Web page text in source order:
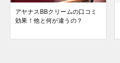
アヤナスBBクリームの口コミ
効果！他と何が違うの？